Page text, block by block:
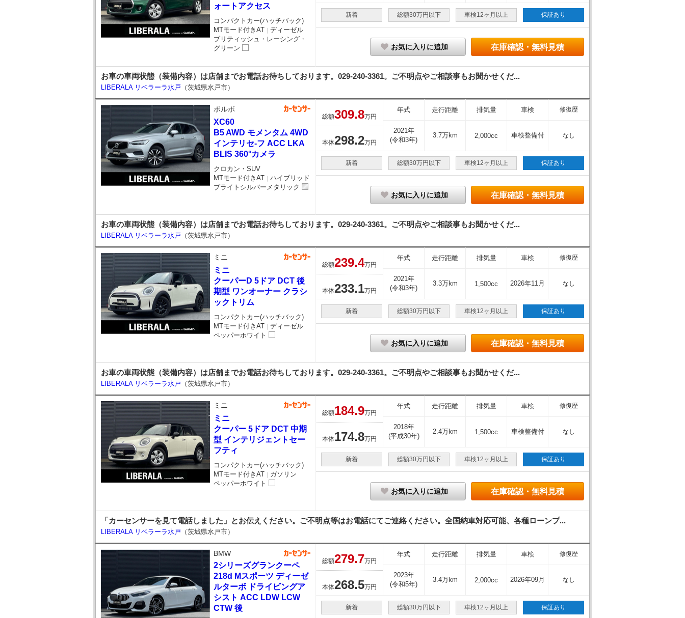
ォートアクセス
コンパクトカー(ハッチバック)
MTモード付きAT ｜ ディーゼル
ブリティッシュ・レーシング・
グリーン
新着 総額30万円以下 車検12ヶ月以上 保証あり
在庫確認・無料見積
お気に入りに追加
お車の車両状態（装備内容）は店舗までお電話お待ちしております。029-240-3361。ご不明点やご相談事もお聞かせくだ...
LIBERALA リベラーラ水戸 （茨城県水戸市）
ボルボ
XC60
B5 AWD モメンタム 4WD
インテリセ-フ ACC LKA
BLIS 360°カメラ
クロカン・SUV
MTモード付きAT ｜ ハイブリッド
ブライトシルバーメタリック
総額309.8万円
本体298.2万円
年式 走行距離 排気量 車検 修復歴
2021年
(令和3年)
3.7万km 2,000cc 車検整備付 なし
新着 総額30万円以下 車検12ヶ月以上 保証あり
在庫確認・無料見積
お気に入りに追加
お車の車両状態（装備内容）は店舗までお電話お待ちしております。029-240-3361。ご不明点やご相談事もお聞かせくだ...
LIBERALA リベラーラ水戸 （茨城県水戸市）
ミニ
ミニ
クーパーD 5ドア DCT 後
期型 ワンオーナー クラシ
ックトリム
コンパクトカー(ハッチバック)
MTモード付きAT ｜ ディーゼル
ペッパーホワイト
総額239.4万円
本体233.1万円
年式 走行距離 排気量 車検 修復歴
2021年
(令和3年)
3.3万km 1,500cc 2026年11月 なし
新着 総額30万円以下 車検12ヶ月以上 保証あり
在庫確認・無料見積
お気に入りに追加
お車の車両状態（装備内容）は店舗までお電話お待ちしております。029-240-3361。ご不明点やご相談事もお聞かせくだ...
LIBERALA リベラーラ水戸 （茨城県水戸市）
ミニ
ミニ
クーパー 5ドア DCT 中期
型 インテリジェントセー
フティ
コンパクトカー(ハッチバック)
MTモード付きAT ｜ ガソリン
ペッパーホワイト
総額184.9万円
本体174.8万円
年式 走行距離 排気量 車検 修復歴
2018年
(平成30年)
2.4万km 1,500cc 車検整備付 なし
新着 総額30万円以下 車検12ヶ月以上 保証あり
在庫確認・無料見積
お気に入りに追加
「カーセンサーを見て電話しました」とお伝えください。ご不明点等はお電話にてご連絡ください。全国納車対応可能、各種ローンプ...
LIBERALA リベラーラ水戸 （茨城県水戸市）
BMW
2シリーズグランクーペ
218d Mスポーツ ディーゼ
ルターボ ドライビングア
シスト ACC LDW LCW
CTW 後
総額279.7万円
本体268.5万円
年式 走行距離 排気量 車検 修復歴
2023年
(令和5年)
3.4万km 2,000cc 2026年09月 なし
新着 総額30万円以下 車検12ヶ月以上 保証あり